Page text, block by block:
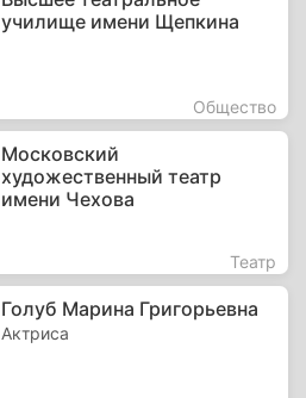
училище имени Щепкина
Общество
Московский
художественный театр
имени Чехова
Театр
Голуб Марина Григорьевна
Актриса